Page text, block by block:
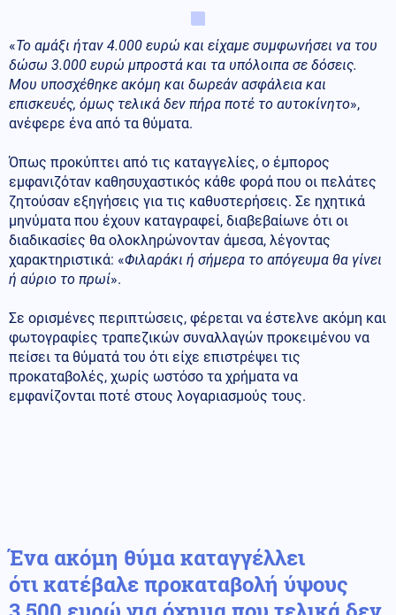
«Το αμάξι ήταν 4.000 ευρώ και είχαμε συμφωνήσει να του
δώσω 3.000 ευρώ μπροστά και τα υπόλοιπα σε δόσεις.
Μου υποσχέθηκε ακόμη και δωρεάν ασφάλεια και
επισκευές, όμως τελικά δεν πήρα ποτέ το αυτοκίνητο»,
ανέφερε ένα από τα θύματα.
Όπως προκύπτει από τις καταγγελίες, ο έμπορος
εμφανιζόταν καθησυχαστικός κάθε φορά που οι πελάτες
ζητούσαν εξηγήσεις για τις καθυστερήσεις. Σε ηχητικά
μηνύματα που έχουν καταγραφεί, διαβεβαίωνε ότι οι
διαδικασίες θα ολοκληρώνονταν άμεσα, λέγοντας
χαρακτηριστικά: «Φιλαράκι ή σήμερα το απόγευμα θα γίνει
ή αύριο το πρωί».
Σε ορισμένες περιπτώσεις, φέρεται να έστελνε ακόμη και
φωτογραφίες τραπεζικών συναλλαγών προκειμένου να
πείσει τα θύματά του ότι είχε επιστρέψει τις
προκαταβολές, χωρίς ωστόσο τα χρήματα να
εμφανίζονται ποτέ στους λογαριασμούς τους.
Ένα ακόμη θύμα καταγγέλλει
ότικατέβαλε προκαταβολή ύψους